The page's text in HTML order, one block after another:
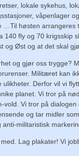
lokale sykehus,
våpenlager
…Til høsten
140 fly og 70 krigsskip
og Øst og at det skal
og gjør oss trygge?
Militæret kan
ulikheter. Derfor vil vi
planet. Vi tror på
vold. Vi tror på
og tar midler
militaristisk
Lag plakater! Vi